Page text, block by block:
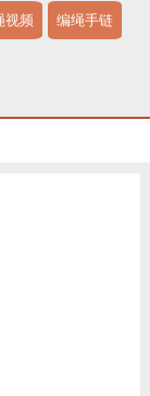
视频 编绳手链